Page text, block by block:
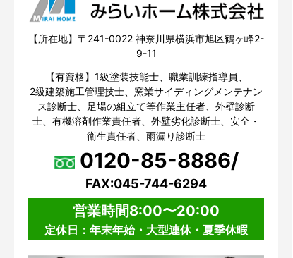
【所在地】〒241-0022 神奈川県横浜市旭区鶴ヶ峰2-
9-11
【有資格】1級塗装技能士、職業訓練指導員、
2級建築施工管理技士、窯業サイディングメンテナン
ス診断士、足場の組立て等作業主任者、外壁診断
士、有機溶剤作業責任者、外壁劣化診断士、安全・
衛生責任者、雨漏り診断士
0120-85-8886/
FAX:045-744-6294
営業時間8:00〜20:00
定休日：年末年始・大型連休・夏季休暇